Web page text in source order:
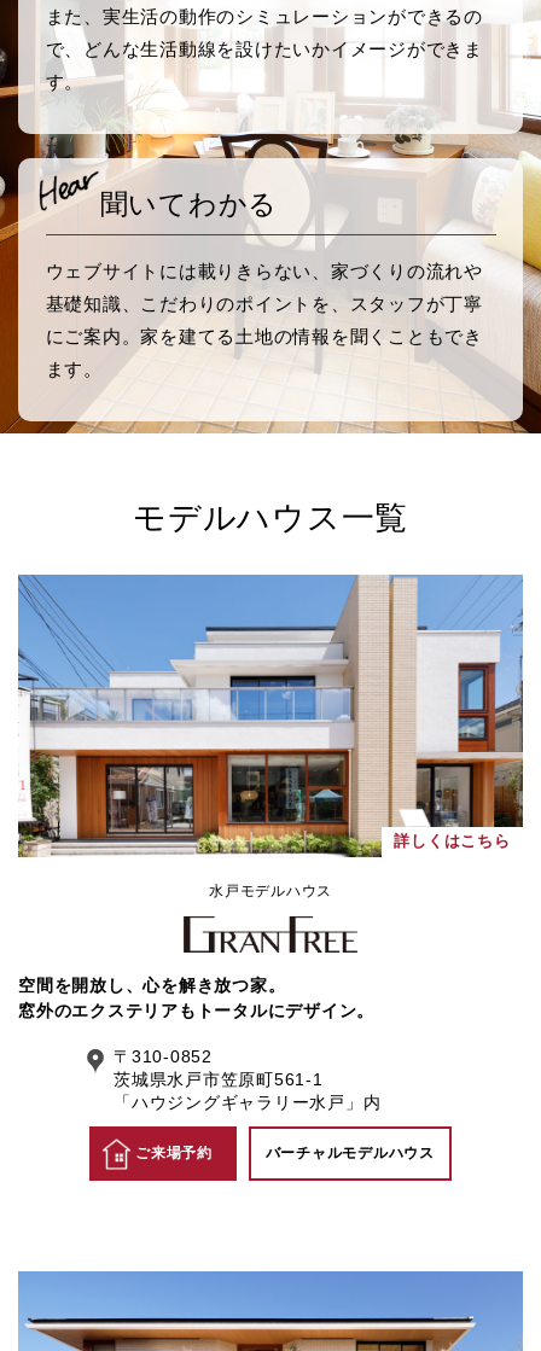
また、実生活の動作のシミュレーションができるの
で、どんな生活動線を設けたいかイメージができま
す。
聞いてわかる
ウェブサイトには載りきらない、家づくりの流れや
基礎知識、こだわりのポイントを、スタッフが丁寧
にご案内。家を建てる土地の情報を聞くこともでき
ます。
モデルハウス一覧
詳しくはこちら
水戸モデルハウス
空間を開放し、心を解き放つ家。
窓外のエクステリアもトータルにデザイン。
〒310-0852
茨城県水戸市笠原町561-1
「ハウジングギャラリー水戸」内
ご来場予約 バーチャルモデルハウス